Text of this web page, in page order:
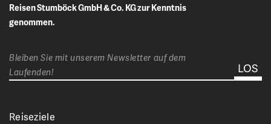
Reisen Stumböck GmbH & Co. KG zur Kenntnis
genommen.
Bleiben Sie mit unserem Newsletter auf dem
Laufenden!
Reiseziele